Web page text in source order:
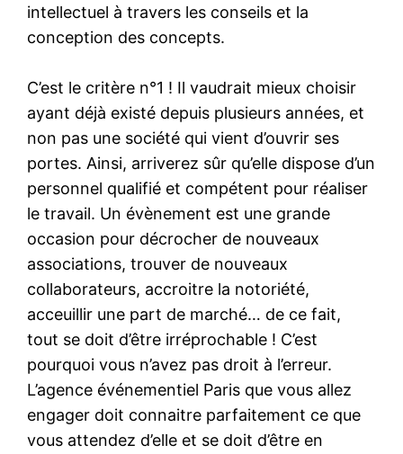
intellectuel à travers les conseils et la
conception des concepts.
C’est le critère n°1 ! Il vaudrait mieux choisir
ayant déjà existé depuis plusieurs années, et
non pas une société qui vient d’ouvrir ses
portes. Ainsi, arriverez sûr qu’elle dispose d’un
personnel qualifié et compétent pour réaliser
le travail. Un évènement est une grande
occasion pour décrocher de nouveaux
associations, trouver de nouveaux
collaborateurs, accroitre la notoriété,
acceuillir une part de marché… de ce fait,
tout se doit d’être irréprochable ! C’est
pourquoi vous n’avez pas droit à l’erreur.
L’agence événementiel Paris que vous allez
engager doit connaitre parfaitement ce que
vous attendez d’elle et se doit d’être en